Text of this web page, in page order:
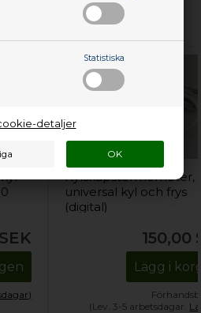
Statistiska
detaljer
produkter
SEK
Kylskåpstermometer,
universal kyl och frys
(digital)
150,00
Lägg i
(Lev. 3-5 arbetsdagar.